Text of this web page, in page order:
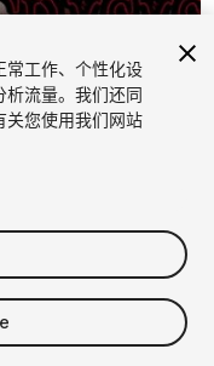
工作、个性化设
析流量。我们还同
关您使用我们网站